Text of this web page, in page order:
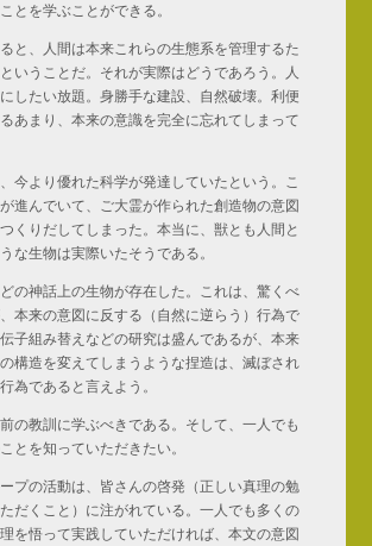
とを学ぶことができる。
と、人間は本来これらの生態系を管理するた
いうことだ。それが実際はどうであろう。人
したい放題。身勝手な建設、自然破壊。利便
あまり、本来の意識を完全に忘れてしまって
今より優れた科学が発達していたという。こ
進んでいて、ご大霊が作られた創造物の意図
くりだしてしまった。本当に、獣とも人間と
な生物は実際いたそうである。
の神話上の生物が存在した。これは、驚くべ
本来の意図に反する（自然に逆らう）行為で
子組み替えなどの研究は盛んであるが、本来
構造を変えてしまうような捏造は、滅ぼされ
為であると言えよう。
の教訓に学ぶべきである。そして、一人でも
とを知っていただきたい。
プの活動は、皆さんの啓発（正しい真理の勉
だくこと）に注がれている。一人でも多くの
を悟って実践していただければ、本文の意図